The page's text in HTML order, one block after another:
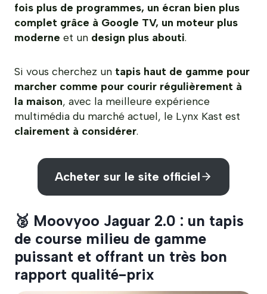
fois plus de programmes, un écran bien plus
complet grâce à Google TV, un moteur plus
moderne et un design plus abouti.
Si vous cherchez un tapis haut de gamme pour
marcher comme pour courir régulièrement à
la maison, avec la meilleure expérience
multimédia du marché actuel, le Lynx Kast est
clairement à considérer.
Acheter sur le site officiel
🥈 Moovyoo Jaguar 2.0 : un tapis
de course milieu de gamme
puissant et offrant un très bon
rapport qualité-prix